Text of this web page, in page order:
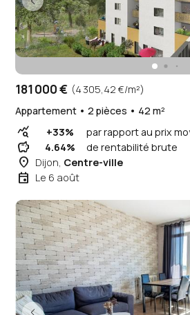
181 000 € (4 305,42 €/m²)
Appartement • 2 pièces • 42 m²
query_stats +33% par rapport au prix
savings 4.64% de rentabilité brute
place Dijon, Centre-ville
event Le 6 août